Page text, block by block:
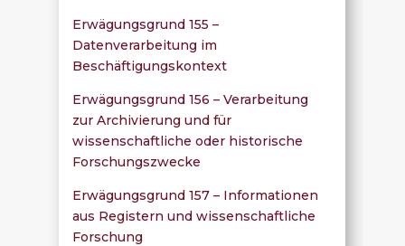
Erwägungsgrund 155 –
Datenverarbeitung im
Beschäftigungskontext
Erwägungsgrund 156 – Verarbeitung
zur Archivierung und für
wissenschaftliche oder historische
Forschungszwecke
Erwägungsgrund 157 – Informationen
aus Registern und wissenschaftliche
Forschung